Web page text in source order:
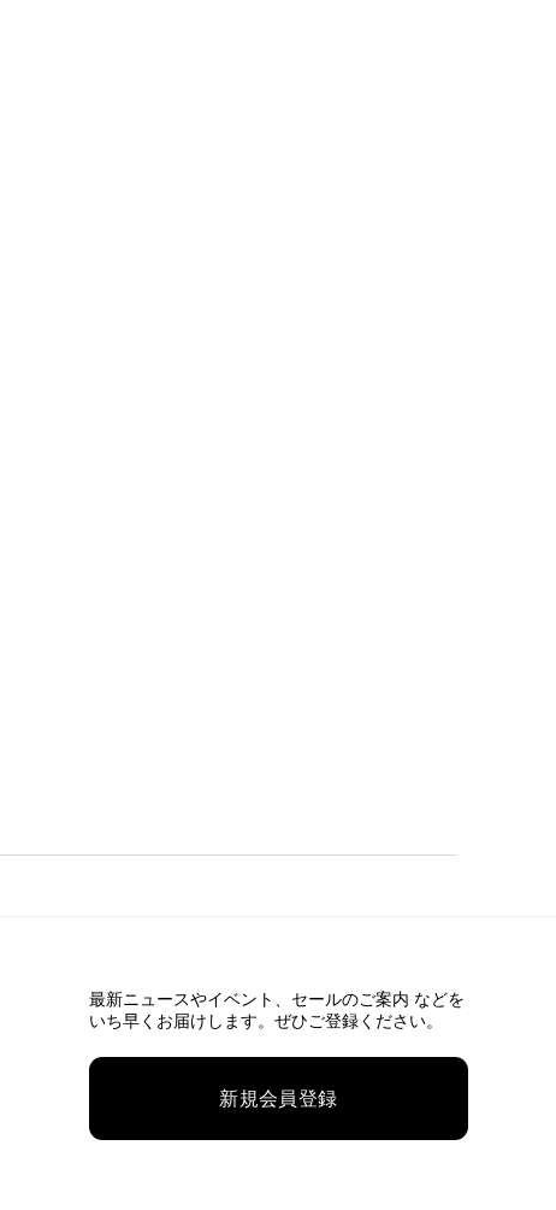
最新ニュースやイベント、 セールのご案内 などを
いち早くお届けします。ぜひご登録ください。
新規会員登録